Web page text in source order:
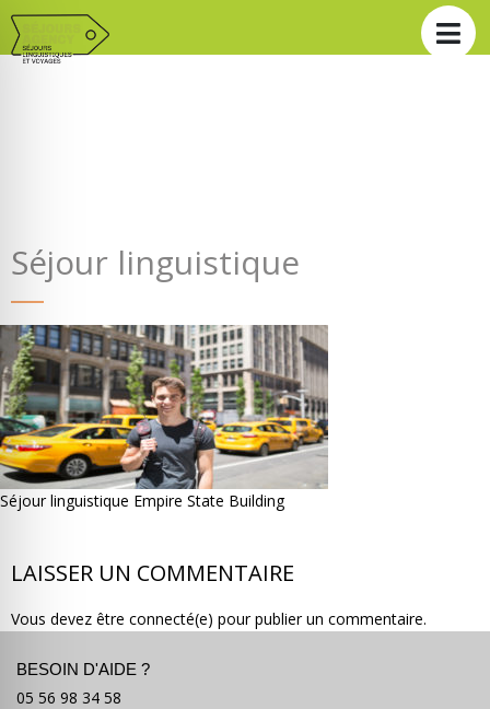
Séjour linguistique
Séjour linguistique Empire State Building
LAISSER UN COMMENTAIRE
Vous devez être connecté(e) pour publier un commentaire.
BESOIN D'AIDE ?
05 56 98 34 58
partir ? Devis & contact